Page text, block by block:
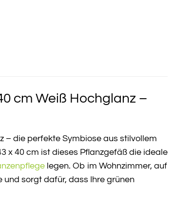
cm Weiß Hochglanz –
– die perfekte Symbiose aus stilvollem
x 40 cm ist dieses Pflanzgefäß die ideale
legen. Ob im Wohnzimmer, auf
und sorgt dafür, dass Ihre grünen